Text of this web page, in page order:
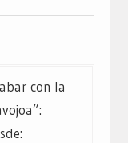
con la